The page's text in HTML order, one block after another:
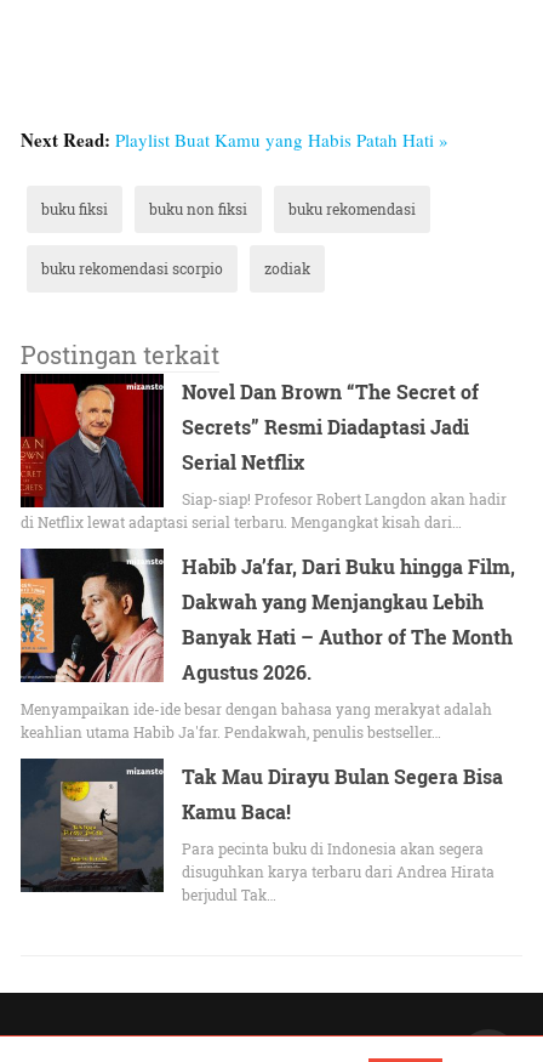
Next Read: Playlist Buat Kamu yang Habis Patah Hati »
buku fiksi buku non fiksi buku rekomendasi
buku rekomendasi scorpio zodiak
Postingan terkait
Novel Dan Brown “The Secret of
Secrets” Resmi Diadaptasi Jadi
Serial Netflix
Siap-siap! Profesor Robert Langdon akan hadir
di Netflix lewat adaptasi serial terbaru. Mengangkat kisah dari…
Habib Ja’far, Dari Buku hingga Film,
Dakwah yang Menjangkau Lebih
Banyak Hati – Author of The Month
Agustus 2026.
Menyampaikan ide-ide besar dengan bahasa yang merakyat adalah
keahlian utama Habib Ja'far. Pendakwah, penulis bestseller…
Tak Mau Dirayu Bulan Segera Bisa
Kamu Baca!
Para pecinta buku di Indonesia akan segera
disuguhkan karya terbaru dari Andrea Hirata
berjudul Tak…